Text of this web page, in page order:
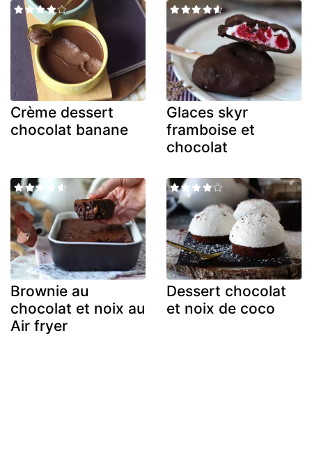
Crème dessert
chocolat banane
Glaces skyr
framboise et
chocolat
Brownie au
chocolat et noix au
Air fryer
Dessert chocolat
et noix de coco